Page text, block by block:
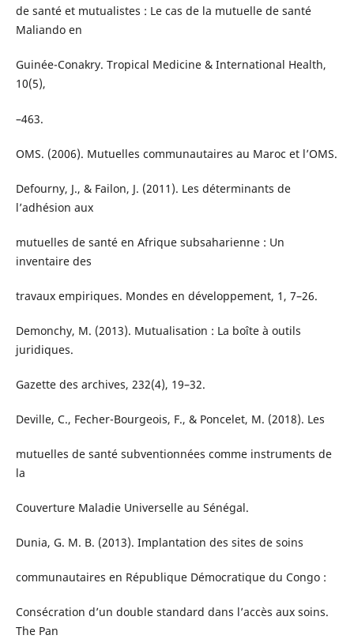
de santé et mutualistes : Le cas de la mutuelle de santé
Maliando en
Guinée-Conakry. Tropical Medicine & International Health,
10(5),
–463.
OMS. (2006). Mutuelles communautaires au Maroc et l’OMS.
Defourny, J., & Failon, J. (2011). Les déterminants de
l’adhésion aux
mutuelles de santé en Afrique subsaharienne : Un
inventaire des
travaux empiriques. Mondes en développement, 1, 7–26.
Demonchy, M. (2013). Mutualisation : La boîte à outils
juridiques.
Gazette des archives, 232(4), 19–32.
Deville, C., Fecher-Bourgeois, F., & Poncelet, M. (2018). Les
mutuelles de santé subventionnées comme instruments de
la
Couverture Maladie Universelle au Sénégal.
Dunia, G. M. B. (2013). Implantation des sites de soins
communautaires en République Démocratique du Congo :
Consécration d’un double standard dans l’accès aux soins.
The Pan